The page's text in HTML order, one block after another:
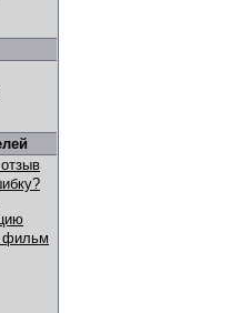
фильм